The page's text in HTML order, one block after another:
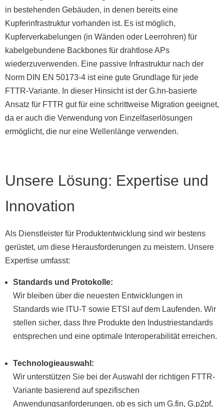
in bestehenden Gebäuden, in denen bereits eine
Kupferinfrastruktur vorhanden ist. Es ist möglich,
Kupferverkabelungen (in Wänden oder Leerrohren) für
kabelgebundene Backbones für drahtlose APs
wiederzuverwenden. Eine passive Infrastruktur nach der
Norm DIN EN 50173-4 ist eine gute Grundlage für jede
FTTR-Variante. In dieser Hinsicht ist der G.hn-basierte
Ansatz für FTTR gut für eine schrittweise Migration geeignet,
da er auch die Verwendung von Einzelfaserlösungen
ermöglicht, die nur eine Wellenlänge verwenden.
Unsere Lösung: Expertise und
Innovation
Als Dienstleister für Produktentwicklung sind wir bestens
gerüstet, um diese Herausforderungen zu meistern. Unsere
Expertise umfasst:
Standards und Protokolle:
Wir bleiben über die neuesten Entwicklungen in
Standards wie ITU-T sowie ETSI auf dem Laufenden. Wir
stellen sicher, dass Ihre Produkte den Industriestandards
entsprechen und eine optimale Interoperabilität erreichen.
Technologieauswahl:
Wir unterstützen Sie bei der Auswahl der richtigen FTTR-
Variante basierend auf spezifischen
Anwendungsanforderungen, ob es sich um G.fin, G.p2pf,